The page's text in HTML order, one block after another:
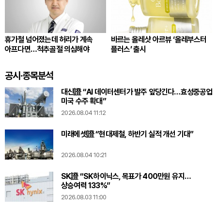
휴가철 넘어졌는데 허리가 계속
아프다면…척추골절 의심해야
바르는 올레샷 아르뷰 ‘올레부스터
플러스’ 출시
공시·종목분석
대신證 “AI 데이터센터가 발주 앞당긴다…효성중공업
미국 수주 확대”
2026.08.04 11:12
미래에셋證 “현대제철, 하반기 실적 개선 기대”
2026.08.04 10:21
SK證 “SK하이닉스, 목표가 400만원 유지…
상승여력 133%”
2026.08.03 11:00